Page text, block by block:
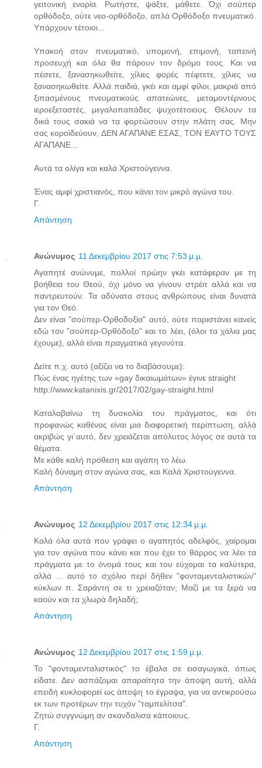
γειτονική ενορία. Ρωτήστε, ψάξτε, μάθετε. Όχι σούπερ
ορθόδοξο, ούτε νεο-ορθόδοξο, απλά Ορθόδοξο πνευματικό.
Υπάρχουν τέτοιοι...
Υπακοή στον πνευματικό, υπομονή, επιμονή, ταπεινή
προσευχή και όλα θα πάρουν τον δρόμο τους. Και να
πέσετε, ξανασηκωθείτε, χίλιες φορές πέφτετε, χίλιες να
ξανασηκωθείτε. Αλλά παιδιά, γκέι και αμφί φίλοι, μακριά από
ξιπασμένους πνευματικούς απατεώνες, μεταμοντέρνους
ιεροεξεταστές, μεγαλοπαπάδες ψυχοτέτοιους. Θέλουν τα
δικά τους σακιά να τα φορτώσουν στην πλάτη σας. Μην
σας κοροϊδεύουν, ΔΕΝ ΑΓΑΠΑΝΕ ΕΣΑΣ, ΤΟΝ ΕΑΥΤΟ ΤΟΥΣ
ΑΓΑΠΑΝΕ...
Αυτά τα ολίγα και καλά Χριστούγεννα.
Ένας αμφί χριστιανός, που κάνει τον μικρό αγώνα του.
Γ.
Απάντηση
Ανώνυμος 11 Δεκεμβρίου 2017 στις 7:53 μ.μ.
Aγαπητέ ανώνυμε, πολλοί πρώην γκέι κατάφεραν με τη
βοήθεια του Θεού, όχι μόνο να γίνουν στρέιτ αλλά και να
παντρευτούν. Τα αδύνατα στους ανθρώπους είναι δυνατά
για τον Θεό.
Δεν είναι "σούπερ-Ορθοδοξία" αυτό, ούτε παριστάνει κανείς
εδώ τον "σούπερ-Ορθόδοξο" και το λέει, (όλοι τα χάλια μας
έχουμε), αλλά είναι πραγματικά γεγονότα.
Δείτε π.χ. αυτό (αξίζει να το διαβάσουμε):
Πώς ένας ηγέτης των «gay δικαιωμάτων» έγινε straight
http://www.katanixis.gr/2017/02/gay-straight.html
Καταλαβαίνω τη δυσκολία του πράγματος, και ότι
προφανώς καθένας είναι μια διαφορετική περίπτωση, αλλά
ακριβώς γι΄αυτό, δεν χρειάζεται απόλυτος λόγος σε αυτά τα
θέματα.
Με κάθε καλή πρόθεση και αγάπη το λέω.
Καλή δύναμη στον αγώνα σας, και Καλά Χριστούγεννα.
Απάντηση
Ανώνυμος 12 Δεκεμβρίου 2017 στις 12:34 μ.μ.
Καλά όλα αυτά που γράφει ο αγαπητός αδελφός, χαίρομαι
για τον αγώνα που κάνει και που έχει το θάρρος να λέει τα
πράγματα με το όνομά τους και του εύχομαι τα καλύτερα,
αλλά ... αυτό το σχόλιο περί δήθεν "φονταμενταλιστικών"
κύκλων π. Σαράντη σε τι χρειαζόταν; Μαζί με τα ξερά να
καούν και τα χλωρά δηλαδή;
Απάντηση
Ανώνυμος 12 Δεκεμβρίου 2017 στις 1:59 μ.μ.
Το "φονταμενταλιστικός" το έβαλα σε εισαγωγικά, όπως
είδατε. Δεν ασπάζομαι απαραίτητα την άποψη αυτή, αλλά
επειδή κυκλοφορεί ως άποψη το έγραψα, για να αντικρούσω
εκ των προτέρων την τυχόν "ταμπελίτσα".
Ζητώ συγγνώμη αν σκανδαλισα κάποιους.
Γ.
Απάντηση